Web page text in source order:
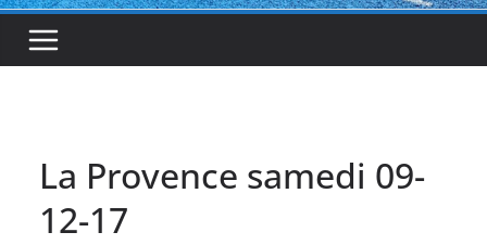
La Provence samedi 09-
12-17